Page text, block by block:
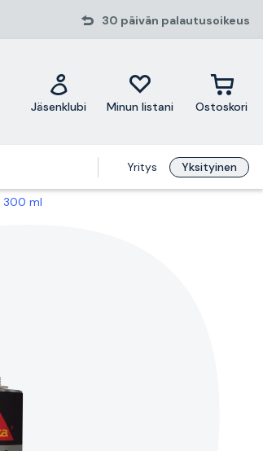
30 päivän palautusoikeus
Jäsenklubi Minun listani Ostoskori
Yritys Yksityinen
300 ml